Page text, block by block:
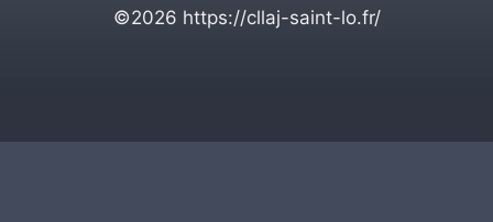
©2026 https://cllaj-saint-lo.fr/